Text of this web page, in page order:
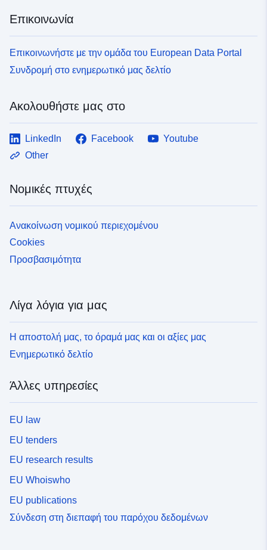
Επικοινωνία
Επικοινωνήστε με την ομάδα του European Data Portal
Συνδρομή στο ενημερωτικό μας δελτίο
Ακολουθήστε μας στο
LinkedIn Facebook
Youtube
Other
Νομικές πτυχές
Ανακοίνωση νομικού περιεχομένου
Cookies
Προσβασιμότητα
Λίγα λόγια για μας
Η αποστολή μας, το όραμά μας και οι αξίες μας
Ενημερωτικό δελτίο
Άλλες υπηρεσίες
EU law
EU tenders
EU research results
EU Whoiswho
EU publications
Σύνδεση στη διεπαφή του παρόχου δεδομένων